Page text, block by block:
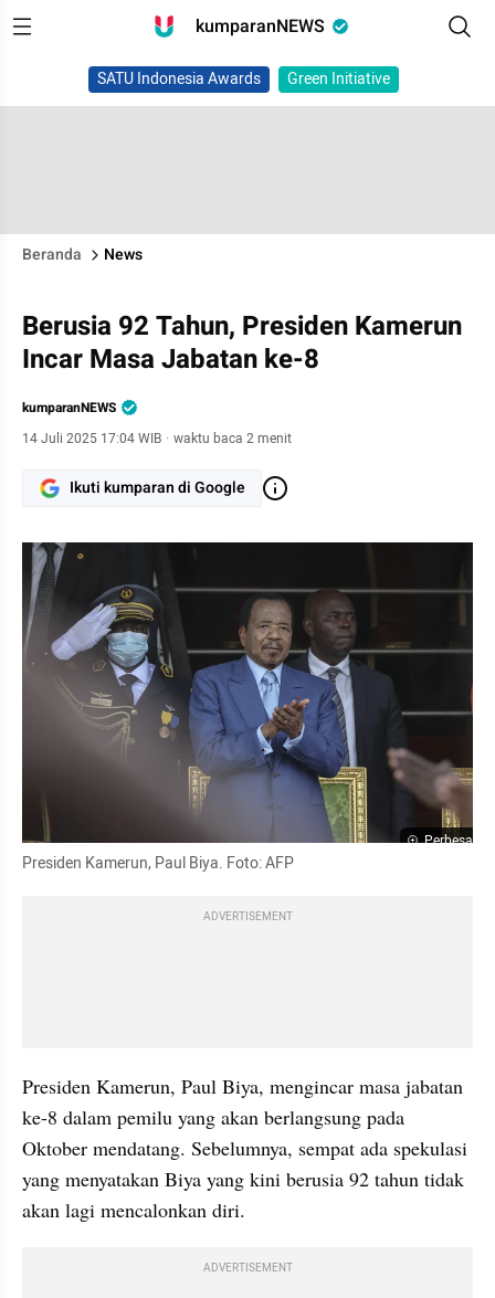
kumparanNEWS
SATU Indonesia Awards Green Initiative
Beranda News
Berusia 92 Tahun, Presiden Kamerun
Incar Masa Jabatan ke-8
kumparanNEWS
14 Juli 2025 17:04 WIB · waktu baca 2 menit
Ikuti kumparan di Google
Perbesar
Presiden Kamerun, Paul Biya. Foto: AFP
ADVERTISEMENT
Presiden Kamerun, Paul Biya, mengincar masa jabatan
ke-8 dalam pemilu yang akan berlangsung pada
Oktober mendatang. Sebelumnya, sempat ada spekulasi
yang menyatakan Biya yang kini berusia 92 tahun tidak
akan lagi mencalonkan diri.
ADVERTISEMENT